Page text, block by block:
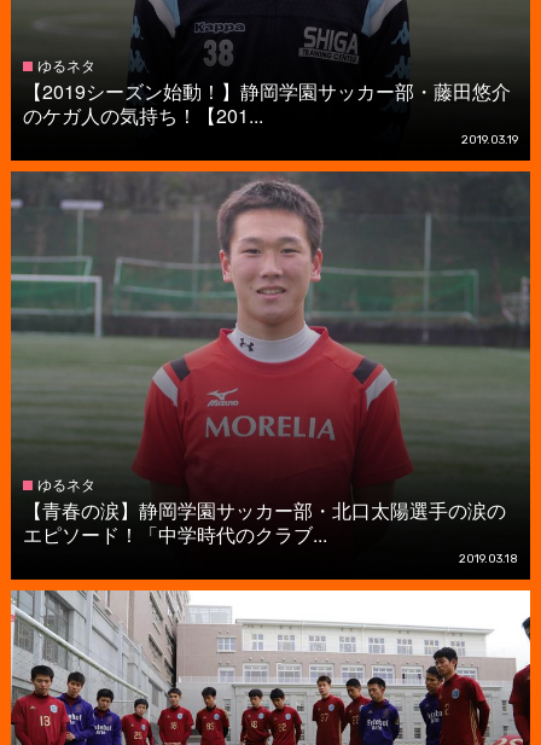
ゆるネタ
【2019シーズン始動！】静岡学園サッカー部・藤田悠介
のケガ人の気持ち！【201...
2019.03.19
ゆるネタ
【青春の涙】静岡学園サッカー部・北口太陽選手の涙の
エピソード！「中学時代のクラブ...
2019.03.18